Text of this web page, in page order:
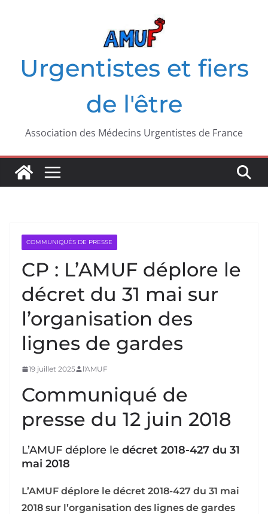
Urgentistes et fiers
de l'être
Association des Médecins Urgentistes de France
COMMUNIQUÉS DE PRESSE
CP : L’AMUF déplore le
décret du 31 mai sur
l’organisation des
lignes de gardes
19 juillet 2025 l'AMUF
Communiqué de
presse du 12 juin 2018
L’AMUF déplore le décret 2018-427 du 31
mai 2018
L’AMUF déplore le décret 2018-427 du 31 mai
2018 sur l’organisation des lignes de gardes